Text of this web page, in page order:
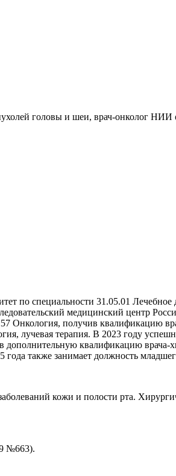
головы и шеи, врач-онколог
по специальности 31.05.01 Лечебное
медицинский центр
Онкология, получив квалификацию
лучевая терапия. В 2023 году
квалификацию врача-
также занимает должность
кожи и полости рта.
№663).